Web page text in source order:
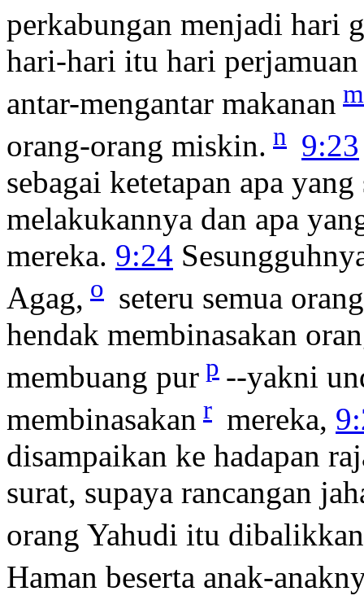
perkabungan menjadi hari
hari-hari itu hari
antar-mengantar makanan m
orang-orang miskin. n 9:23
sebagai ketetapan apa
melakukannya dan apa
mereka. 9:24
Agag, o seteru semua
hendak membinasakan
membuang pur p --yakni
membinasakan r mereka,
disampaikan ke hadapan
surat, supaya rancangan
orang Yahudi itu
Haman beserta anak-